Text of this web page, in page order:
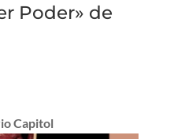
Poder» de
Capitol